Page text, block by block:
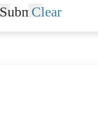
SubmitClear